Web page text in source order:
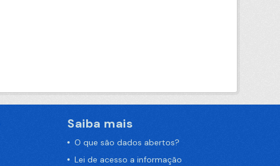
Saiba mais
O que são dados abertos?
Lei de acesso a informação